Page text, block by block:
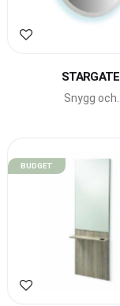
Lägg till i favoriter
STARGATE
Snygg och
Lägg till i favoriter
BUDGET